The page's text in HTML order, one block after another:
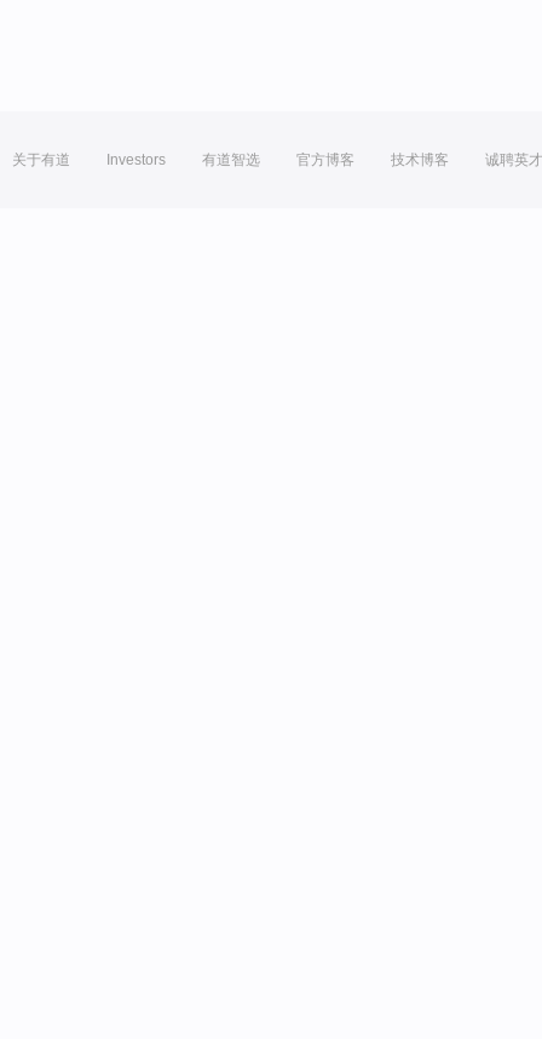
关于有道 Investors 有道智选 官方博客 技术博客 诚聘英才